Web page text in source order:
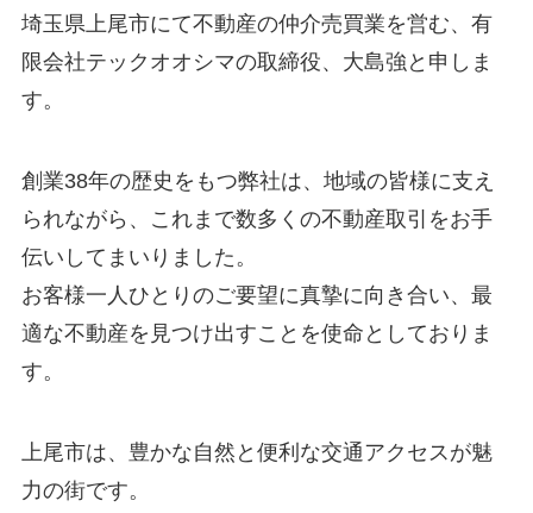
埼玉県上尾市にて不動産の仲介売買業を営む、有
限会社テックオオシマの取締役、大島強と申しま
す。
創業38年の歴史をもつ弊社は、地域の皆様に支え
られながら、これまで数多くの不動産取引をお手
伝いしてまいりました。
お客様一人ひとりのご要望に真摯に向き合い、最
適な不動産を見つけ出すことを使命としておりま
す。
上尾市は、豊かな自然と便利な交通アクセスが魅
力の街です。